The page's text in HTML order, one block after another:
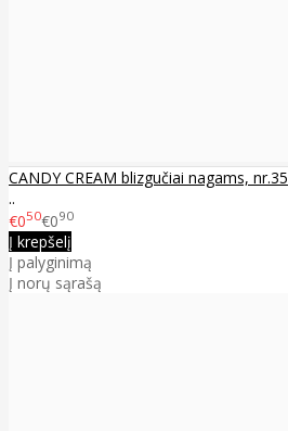
CANDY CREAM blizgučiai nagams, nr.35
..
€050€090
Į krepšelį
Į palyginimą
Į norų sąrašą